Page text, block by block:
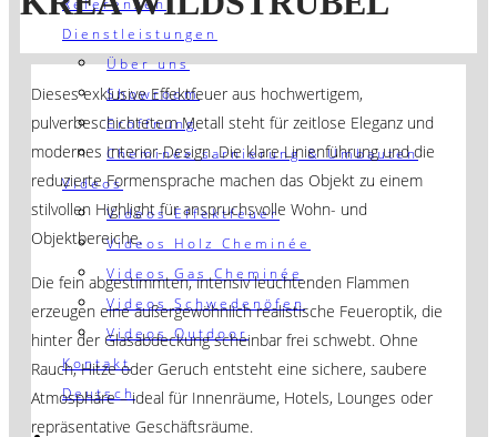
Referenzen
Dienstleistungen
Über uns
Showroom
Eröffnung
Cheminée sarnierung & Umbauten
Videos
Videos Effektfeuer
Videos Holz Cheminée
Videos Gas Cheminée
Videos Schwedenöfen
Videos Outdoor
Kontakt
Deutsch
Dieses exklusive Effektfeuer aus hochwertigem,
pulverbeschichtetem Metall steht für zeitlose Eleganz und
modernes Interior-Design. Die klare Linienführung und die
reduzierte Formensprache machen das Objekt zu einem
stilvollen Highlight für anspruchsvolle Wohn- und
Objektbereiche.
Die fein abgestimmten, intensiv leuchtenden Flammen
erzeugen eine außergewöhnlich realistische Feueroptik, die
hinter der Glasabdeckung scheinbar frei schwebt. Ohne
Rauch, Hitze oder Geruch entsteht eine sichere, saubere
Atmosphäre – ideal für Innenräume, Hotels, Lounges oder
repräsentative Geschäftsräume.